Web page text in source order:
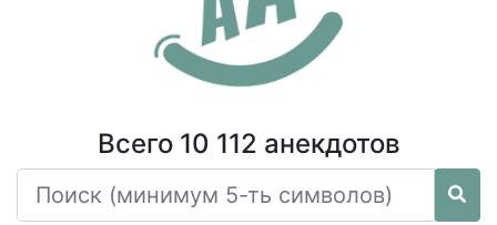
Всего 10 112 анекдотов